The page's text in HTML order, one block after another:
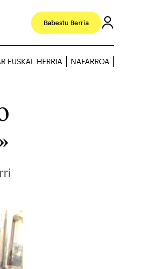
Babestu Berria
EUSKAL HERRIA NAFARROA